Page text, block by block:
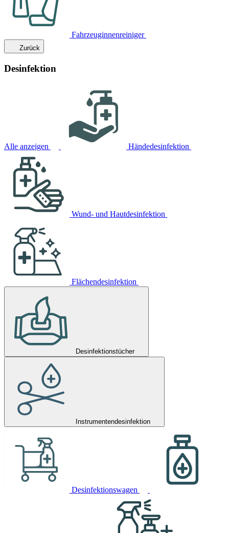
Fahrzeuginnenreiniger
Zurück
Desinfektion
Alle anzeigen Händedesinfektion
Wund- und Hautdesinfektion
Flächendesinfektion
Desinfektionstücher
Instrumentendesinfektion
Desinfektionswagen